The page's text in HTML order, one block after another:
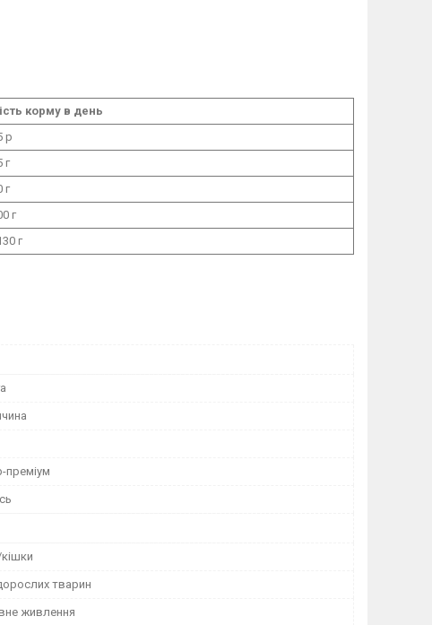
корму в день
р
г
г
г
г
преміум
тварин
живлення